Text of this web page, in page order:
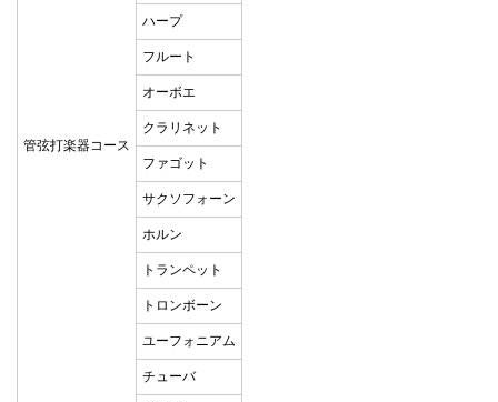
管弦打楽器コース
ハープ
フルート
オーボエ
クラリネット
ファゴット
サクソフォーン
ホルン
トランペット
トロンボーン
ユーフォニアム
チューバ